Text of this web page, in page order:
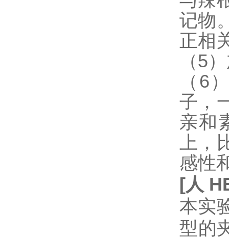
记物
正相
（5
（6
子，
亲和
上
感性
[人
本实
型的